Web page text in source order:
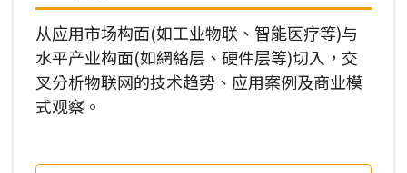
从应用市场构面(如工业物联、智能医疗等)与
水平产业构面(如網絡层、硬件层等)切入，交
叉分析物联网的技术趋势、应用案例及商业模
式观察。